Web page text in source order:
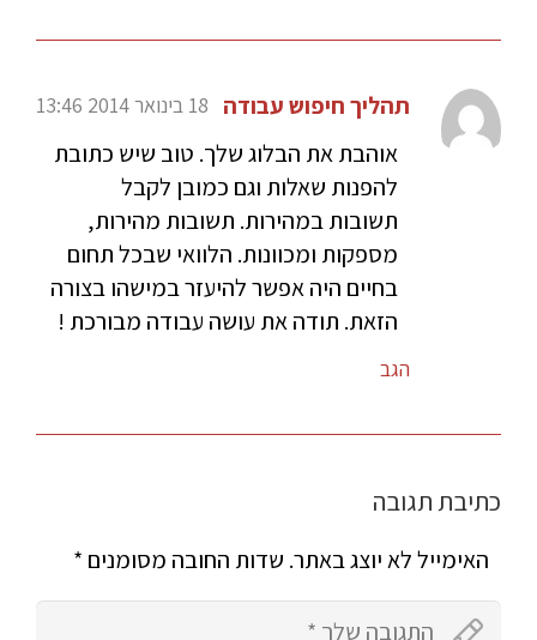
תהליך חיפוש עבודה 18 בינואר 2014 13:46
אוהבת את הבלוג שלך. טוב שיש כתובת
להפנות שאלות וגם כמובן לקבל
תשובות במהירות. תשובות מהירות,
מספקות ומכוונות. הלוואי שבכל תחום
בחיים היה אפשר להיעזר במישהו בצורה
הזאת. תודה את עושה עבודה מבורכת !
הגב
כתיבת תגובה
האימייל לא יוצג באתר. שדות החובה מסומנים *